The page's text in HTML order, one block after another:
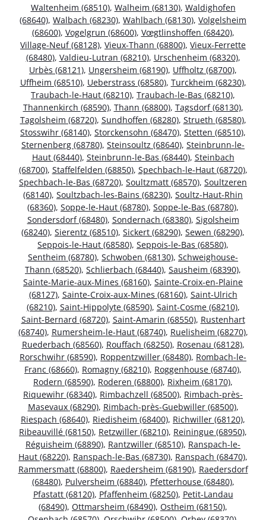
Waltenheim (68510), Walheim (68130), Waldighofen
(68640), Walbach (68230), Wahlbach (68130), Volgelsheim
(68600), Vogelgrun (68600), Vœgtlinshoffen (68420),
Village-Neuf (68128), Vieux-Thann (68800), Vieux-Ferrette
(68480), Valdieu-Lutran (68210), Urschenheim (68320),
Urbès (68121), Ungersheim (68190), Uffholtz (68700),
Uffheim (68510), Ueberstrass (68580), Turckheim (68230),
Traubach-le-Haut (68210), Traubach-le-Bas (68210),
Thannenkirch (68590), Thann (68800), Tagsdorf (68130),
Tagolsheim (68720), Sundhoffen (68280), Strueth (68580),
Stosswihr (68140), Storckensohn (68470), Stetten (68510),
Sternenberg (68780), Steinsoultz (68640), Steinbrunn-le-
Haut (68440), Steinbrunn-le-Bas (68440), Steinbach
(68700), Staffelfelden (68850), Spechbach-le-Haut (68720),
Spechbach-le-Bas (68720), Soultzmatt (68570), Soultzeren
(68140), Soultzbach-les-Bains (68230), Soultz-Haut-Rhin
(68360), Soppe-le-Haut (68780), Soppe-le-Bas (68780),
Sondersdorf (68480), Sondernach (68380), Sigolsheim
(68240), Sierentz (68510), Sickert (68290), Sewen (68290),
Seppois-le-Haut (68580), Seppois-le-Bas (68580),
Sentheim (68780), Schwoben (68130), Schweighouse-
Thann (68520), Schlierbach (68440), Sausheim (68390),
Sainte-Marie-aux-Mines (68160), Sainte-Croix-en-Plaine
(68127), Sainte-Croix-aux-Mines (68160), Saint-Ulrich
(68210), Saint-Hippolyte (68590), Saint-Cosme (68210),
Saint-Bernard (68720), Saint-Amarin (68550), Rustenhart
(68740), Rumersheim-le-Haut (68740), Ruelisheim (68270),
Ruederbach (68560), Rouffach (68250), Rosenau (68128),
Rorschwihr (68590), Roppentzwiller (68480), Rombach-le-
Franc (68660), Romagny (68210), Roggenhouse (68740),
Rodern (68590), Roderen (68800), Rixheim (68170),
Riquewihr (68340), Rimbachzell (68500), Rimbach-près-
Masevaux (68290), Rimbach-près-Guebwiller (68500),
Riespach (68640), Riedisheim (68400), Richwiller (68120),
Ribeauvillé (68150), Retzwiller (68210), Reiningue (68950),
Réguisheim (68890), Rantzwiller (68510), Ranspach-le-
Haut (68220), Ranspach-le-Bas (68730), Ranspach (68470),
Rammersmatt (68800), Raedersheim (68190), Raedersdorf
(68480), Pulversheim (68840), Pfetterhouse (68480),
Pfastatt (68120), Pfaffenheim (68250), Petit-Landau
(68490), Ottmarsheim (68490), Ostheim (68150),